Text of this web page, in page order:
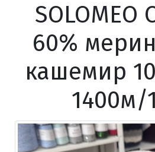
SOLOMEO
60%
кашемир
1400м/